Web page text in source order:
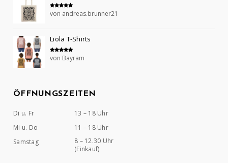
Bewertet mit
von andreas.brunner21
Liola T-Shirts
Bewertet mit
von Bayram
ÖFFNUNGSZEITEN
Di u. Fr
13 – 18 Uhr
Mi u. Do
11 – 18 Uhr
Samstag
8 – 12.30 Uhr
(Einkauf)